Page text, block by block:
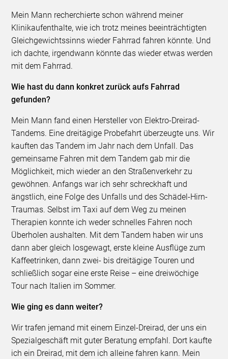
Mein Mann recherchierte schon während meiner
Klinikaufenthalte, wie ich trotz meines beeinträchtigten
Gleichgewichtssinns wieder Fahrrad fahren könnte. Und
ich dachte, irgendwann könnte das wieder etwas werden
mit dem Fahrrad.
Wie hast du dann konkret zurück aufs Fahrrad
gefunden?
Mein Mann fand einen Hersteller von Elektro-Dreirad-
Tandems. Eine dreitägige Probefahrt überzeugte uns. Wir
kauften das Tandem im Jahr nach dem Unfall. Das
gemeinsame Fahren mit dem Tandem gab mir die
Möglichkeit, mich wieder an den Straßenverkehr zu
gewöhnen. Anfangs war ich sehr schreckhaft und
ängstlich, eine Folge des Unfalls und des Schädel-Hirn-
Traumas. Selbst im Taxi auf dem Weg zu meinen
Therapien konnte ich weder schnelles Fahren noch
Überholen aushalten. Mit dem Tandem haben wir uns
dann aber gleich losgewagt, erste kleine Ausflüge zum
Kaffeetrinken, dann zwei- bis dreitägige Touren und
schließlich sogar eine erste Reise – eine dreiwöchige
Tour nach Italien im Sommer.
Wie ging es dann weiter?
Wir trafen jemand mit einem Einzel-Dreirad, der uns ein
Spezialgeschäft mit guter Beratung empfahl. Dort kaufte
ich ein Dreirad, mit dem ich alleine fahren kann. Mein